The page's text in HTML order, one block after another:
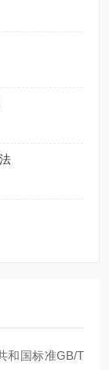
和国标准GB/T